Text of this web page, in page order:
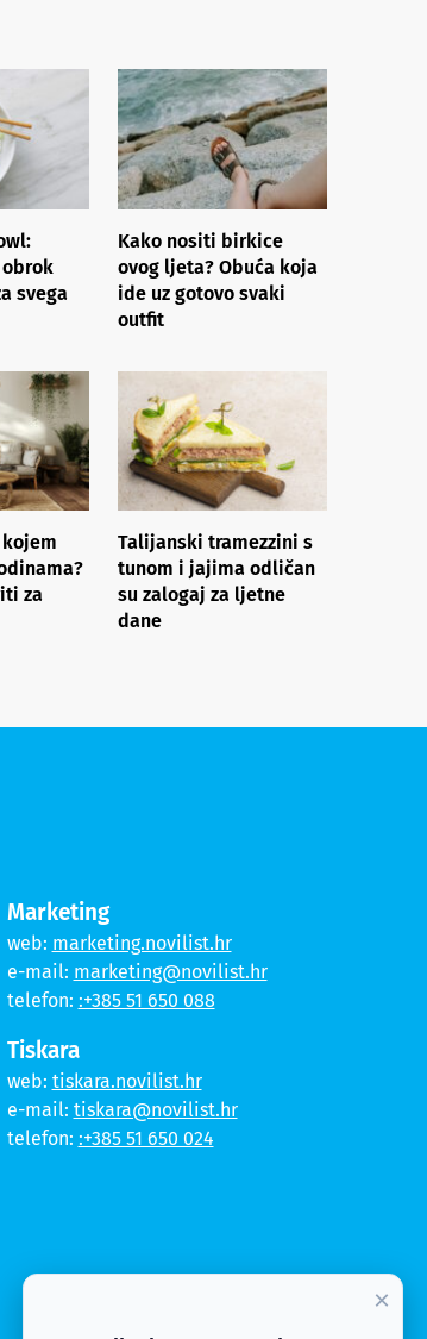
svega
Kako nositi birkice
ovog ljeta? Obuća koja
ide uz gotovo svaki
outfit
za
Talijanski tramezzini s
tunom i jajima odličan
su zalogaj za ljetne
dane
Marketing
web: marketing.novilist.hr
e-mail: marketing@novilist.hr
telefon: :+385 51 650 088
Tiskara
web: tiskara.novilist.hr
e-mail: tiskara@novilist.hr
telefon: :+385 51 650 024
×